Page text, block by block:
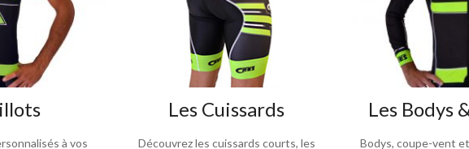
à vos
Les Cuissards
Découvrez les cuissards courts, les
Les Bodys
Bodys, coupe-vent